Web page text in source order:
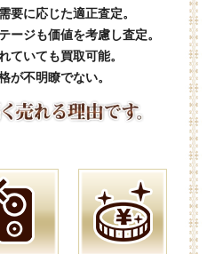
要に応じた適正査定。
ージも価値を考慮し査定。
ていても買取可能。
が不明瞭でない。